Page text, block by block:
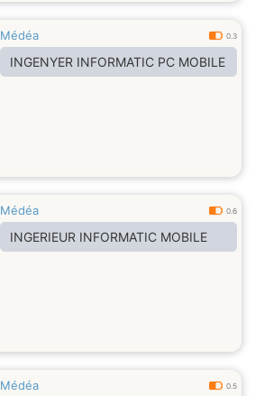
Médéa 0.3
INGENYER INFORMATIC PC MOBILE
Médéa 0.6
INGERIEUR INFORMATIC MOBILE
Médéa 0.5